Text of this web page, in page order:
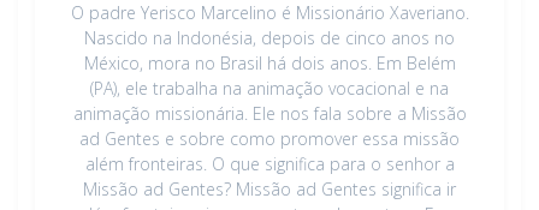
O padre Yerisco Marcelino é Missionário Xaveriano.
Nascido na Indonésia, depois de cinco anos no
México, mora no Brasil há dois anos. Em Belém
(PA), ele trabalha na animação vocacional e na
animação missionária. Ele nos fala sobre a Missão
ad Gentes e sobre como promover essa missão
além fronteiras. O que significa para o senhor a
Missão ad Gentes? Missão ad Gentes significa ir